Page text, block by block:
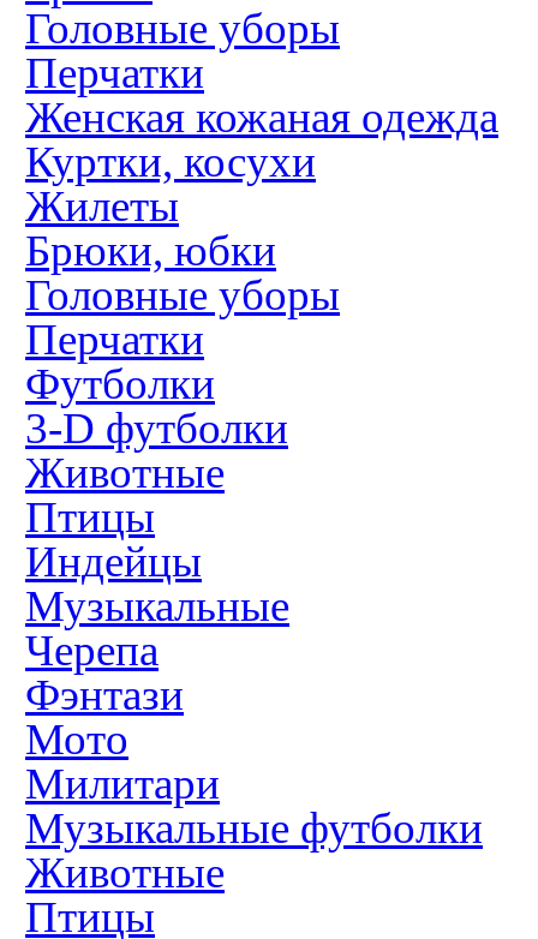
Головные уборы
Перчатки
Женская кожаная одежда
Куртки, косухи
Жилеты
Брюки, юбки
Головные уборы
Перчатки
Футболки
3-D футболки
Животные
Птицы
Индейцы
Музыкальные
Черепа
Фэнтази
Мото
Милитари
Музыкальные футболки
Животные
Птицы